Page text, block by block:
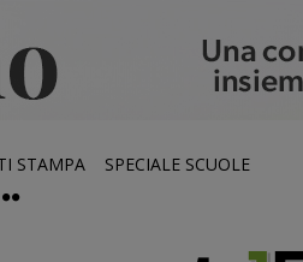
STAMPA SPECIALE SCUOLE